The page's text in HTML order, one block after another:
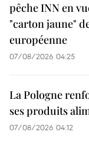
pêche INN en
"carton jaune"
européenne
07/08/2026 04:25
La Pologne
ses produits
07/08/2026 04:12